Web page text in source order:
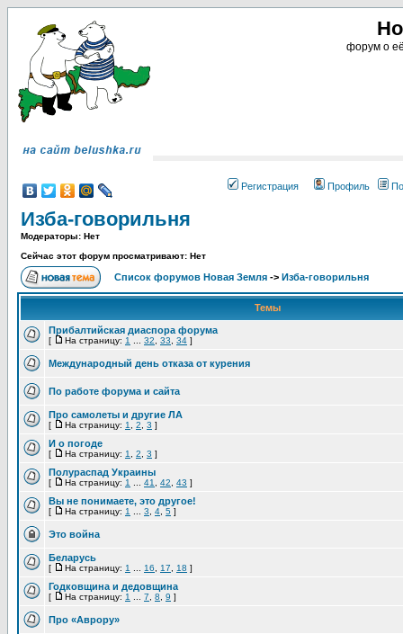
форум о
Регистрация Профиль
Изба-говорильня
Модераторы: Нет
Сейчас этот форум просматривают: Нет
Список форумов Новая Земля -> Изба-говорильня
Темы
Прибалтийская диаспора форума
[ На страницу: 1 32 33 34 ]
Международный день отказа от курения
По работе форума и сайта
Про самолеты и другие ЛА
[ На страницу: 1 2 3 ]
И о погоде
[ На страницу: 1 2 3 ]
Полураспад Украины
[ На страницу: 1 41 42 43 ]
Вы не понимаете, это другое!
[ На страницу: 1 3 4 5 ]
Это война
Беларусь
[ На страницу: 1 16 17 18 ]
Годковщина и дедовщина
[ На страницу: 1 7 8 9 ]
Про «Аврору»